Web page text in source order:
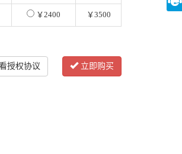
￥2400 ￥3500
授权协议 立即购买